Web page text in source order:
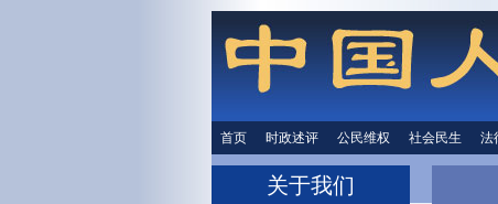
首页 时政述评 公民维权 社会民生 法
关于我们
时政述评 公民维权 社会民生